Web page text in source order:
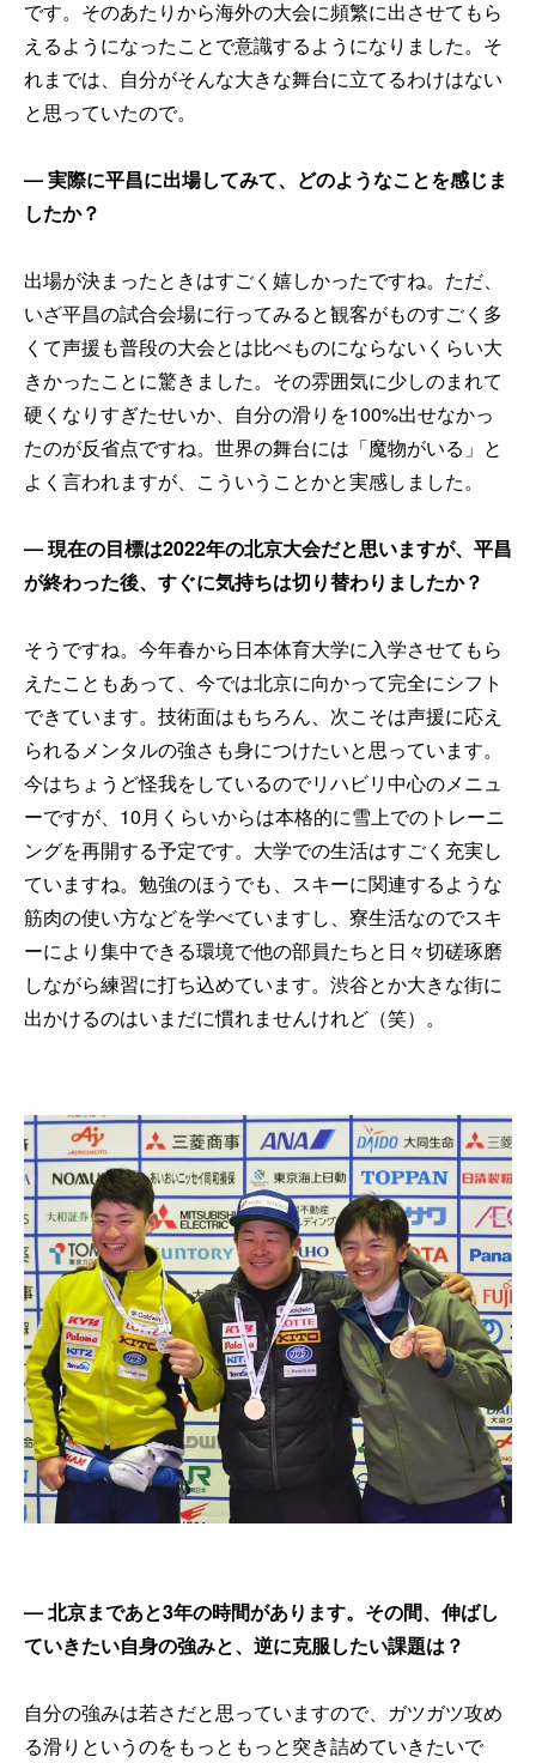
です。そのあたりから海外の大会に頻繁に出させてもら
えるようになったことで意識するようになりました。そ
れまでは、自分がそんな大きな舞台に立てるわけはない
と思っていたので。
── 実際に平昌に出場してみて、どのようなことを感じま
したか？
出場が決まったときはすごく嬉しかったですね。ただ、
いざ平昌の試合会場に行ってみると観客がものすごく多
くて声援も普段の大会とは比べものにならないくらい大
きかったことに驚きました。その雰囲気に少しのまれて
硬くなりすぎたせいか、自分の滑りを100%出せなかっ
たのが反省点ですね。世界の舞台には「魔物がいる」と
よく言われますが、こういうことかと実感しました。
── 現在の目標は2022年の北京大会だと思いますが、平昌
が終わった後、すぐに気持ちは切り替わりましたか？
そうですね。今年春から日本体育大学に入学させてもら
えたこともあって、今では北京に向かって完全にシフト
できています。技術面はもちろん、次こそは声援に応え
られるメンタルの強さも身につけたいと思っています。
今はちょうど怪我をしているのでリハビリ中心のメニュ
ーですが、10月くらいからは本格的に雪上でのトレーニ
ングを再開する予定です。大学での生活はすごく充実し
ていますね。勉強のほうでも、スキーに関連するような
筋肉の使い方などを学べていますし、寮生活なのでスキ
ーにより集中できる環境で他の部員たちと日々切磋琢磨
しながら練習に打ち込めています。渋谷とか大きな街に
出かけるのはいまだに慣れませんけれど（笑）。
── 北京まであと3年の時間があります。その間、伸ばし
ていきたい自身の強みと、逆に克服したい課題は？
自分の強みは若さだと思っていますので、ガツガツ攻め
る滑りというのをもっともっと突き詰めていきたいで